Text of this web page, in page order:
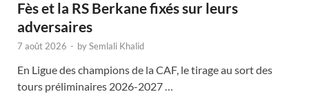
Fès et la RS Berkane fixés sur leurs
adversaires
7 août 2026 - bySemlali Khalid
En Ligue des champions de la CAF, le tirage au sort des
tours préliminaires 2026-2027 …